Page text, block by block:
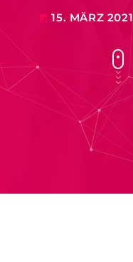
today 15. MÄRZ 2021